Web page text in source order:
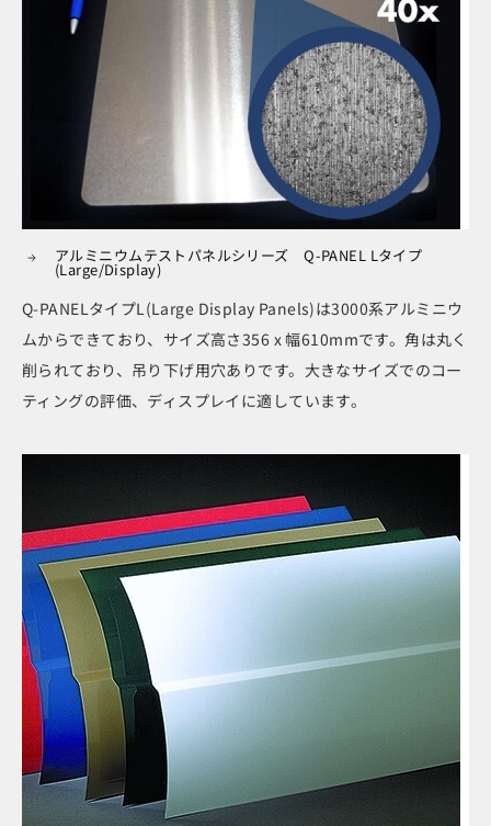
アルミニウムテストパネルシリーズ Q-PANEL Lタイプ
(Large/Display)
Q-PANELタイプL(Large Display Panels)は3000系アルミニウ
ムからできており、サイズ高さ356 x 幅610mmです。角は丸く
削られており、吊り下げ用穴ありです。大きなサイズでのコー
ティングの評価、ディスプレイに適しています。